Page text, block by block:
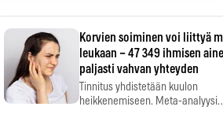
Korvien soiminen voi liittyä
leukaan – 47 349 ihmisen
paljasti vahvan yhteyden
Tinnitus yhdistetään kuulon
heikkenemiseen. Meta-analyysi